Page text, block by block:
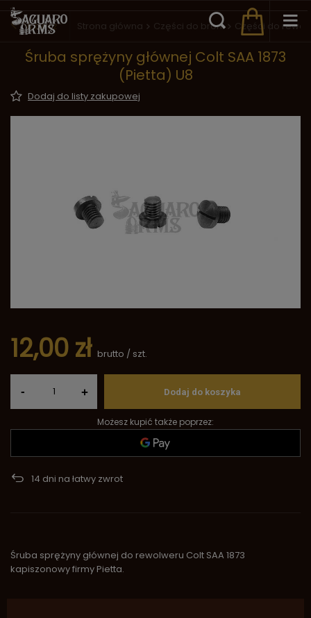
Wstecz Strona główna Części do broni Części do
Śruba sprężyny głównej Colt SAA 1873
(Pietta) U8
Dodaj do listy zakupowej
12,00 zł brutto / szt.
- + Dodaj do koszyka
Możesz kupić także poprzez:
14 dni na łatwy zwrot
Śruba sprężyny głównej do rewolweru Colt SAA 1873
kapiszonowy firmy Pietta.